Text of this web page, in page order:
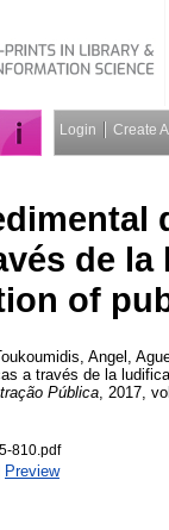
Login Create
de
of
Angel
a través de la
Pública , 2017,
810.pdf
Preview